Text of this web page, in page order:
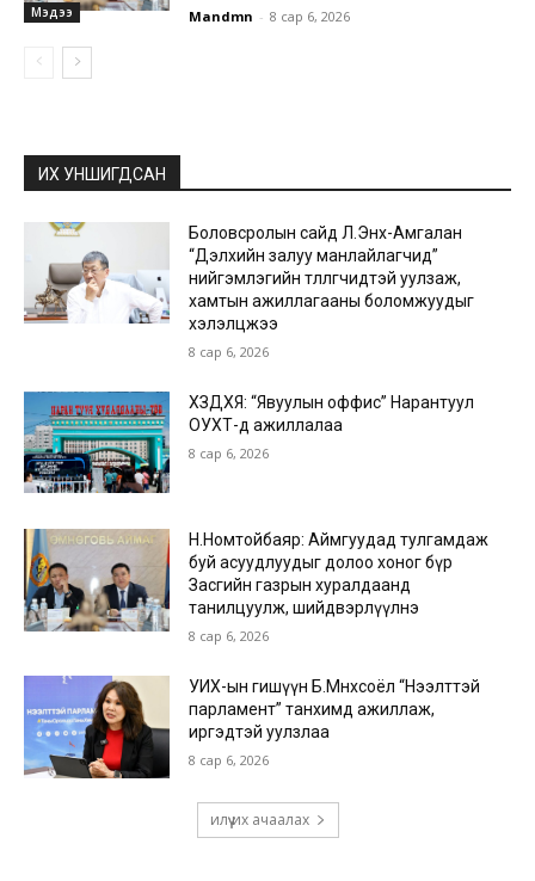
Мэдээ Mandmn - 8 сар 6, 2026
ИХ УНШИГДСАН
Боловсролын сайд Л.Энх-Амгалан
“Дэлхийн залуу манлайлагчид”
нийгэмлэгийн төлөөлөгчидтэй уулзаж,
хамтын ажиллагааны боломжуудыг
хэлэлцжээ
8 сар 6, 2026
ХЗДХЯ: “Явуулын оффис” Нарантуул
ОУХТ-д ажиллалаа
8 сар 6, 2026
Н.Номтойбаяр: Аймгуудад тулгамдаж
буй асуудлуудыг долоо хоног бүр
Засгийн газрын хуралдаанд
танилцуулж, шийдвэрлүүлнэ
8 сар 6, 2026
УИХ-ын гишүүн Б.Мөнхсоёл “Нээлттэй
парламент” танхимд ажиллаж,
иргэдтэй уулзлаа
8 сар 6, 2026
илүү их ачаалах